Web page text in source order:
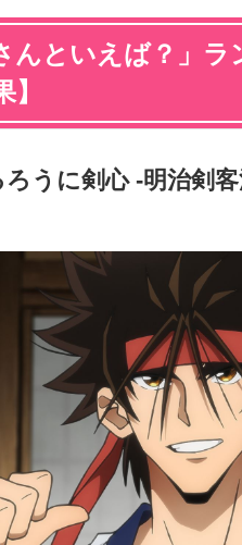
んといえば？」
うに剣心 -明治剣